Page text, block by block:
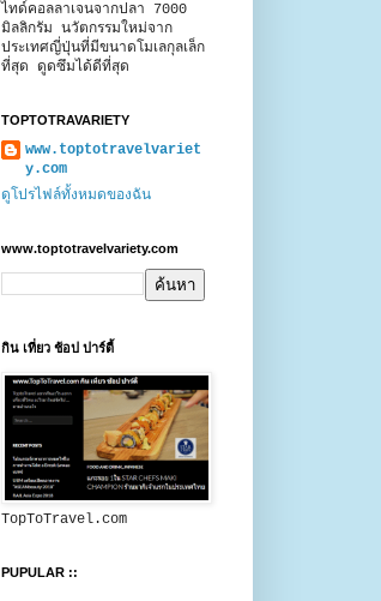
ไทด์คอลลาเจนจากปลา 7000
มิลลิกรัม นวัตกรรมใหม่จาก
ประเทศญี่ปุ่นที่มีขนาดโมเลกุลเล็ก
ที่สุด ดูดซึมได้ดีที่สุด
TOPTOTRAVARIETY
www.toptotravelvariet
y.com
ดูโปรไฟล์ทั้งหมดของฉัน
www.toptotravelvariety.com
กิน เที่ยว ช้อป ปาร์ตี้
TopToTravel.com
PUPULAR ::